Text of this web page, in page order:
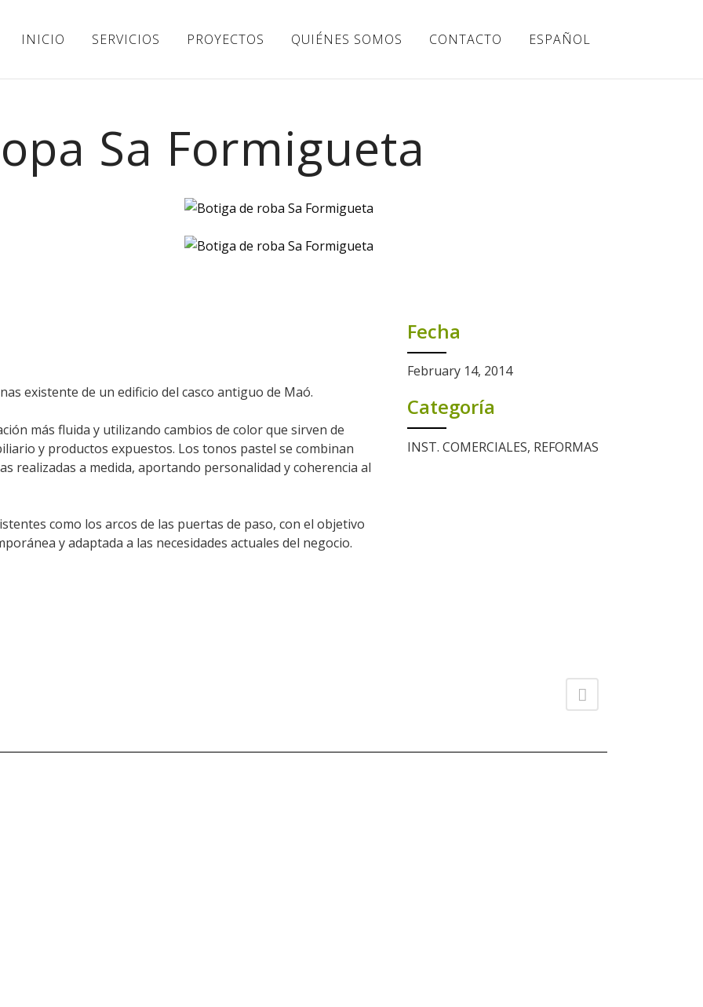
INICIO SERVICIOS PROYECTOS QUIÉNES SOMOS CONTACTO ESPAÑOL
Sa Formigueta
existente de un edificio del casco antiguo de Maó.
más fluida y utilizando cambios de color que sirven de
y productos expuestos. Los tonos pastel se combinan
realizadas a medida, aportando personalidad y coherencia al
como los arcos de las puertas de paso, con el objetivo
y adaptada a las necesidades actuales del negocio.
Fecha
February 14, 2014
Categoría
INST. COMERCIALES, REFORMAS